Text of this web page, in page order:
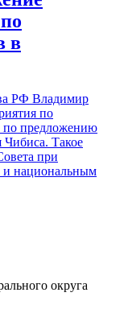
в
РФ Владимир
по
по предложению
Чибиса. Такое
при
и национальным
округа